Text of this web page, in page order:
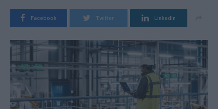
Facebook Twitter LinkedIn